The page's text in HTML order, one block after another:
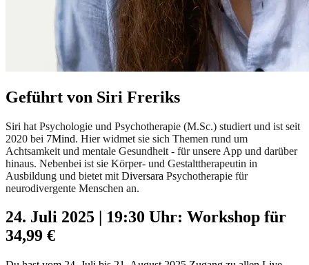
Geführt von Siri Freriks
Siri hat Psychologie und Psychotherapie (M.Sc.) studiert und ist seit
2020 bei 7Mind. Hier widmet sie sich Themen rund um
Achtsamkeit und mentale Gesundheit - für unsere App und darüber
hinaus. Nebenbei ist sie Körper- und Gestalttherapeutin in
Ausbildung und bietet mit Diversara Psychotherapie für
neurodivergente Menschen an.
24. Juli 2025 | 19:30 Uhr: Workshop für
34,99 €